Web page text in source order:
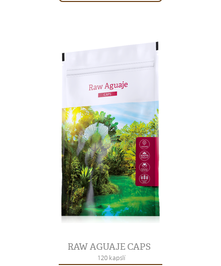
RAW AGUAJE CAPS
120 kapslí